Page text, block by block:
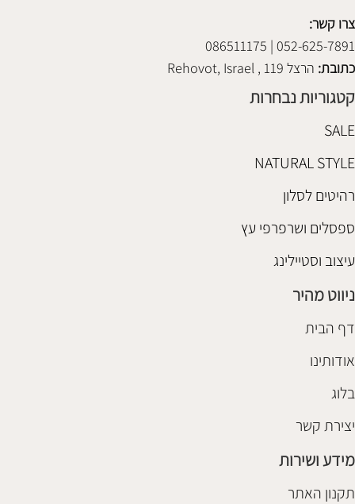
צרו קשר:
052-625-7891 | 086511175
כתובת: הרצל 119 , Rehovot, Israel
קטגוריות נבחרות
SALE
NATURAL STYLE
רהיטים לסלון
ספסלים ושרפרפי עץ
עיצוב וסטיילינג
ניווט מהיר
דף הבית
אודותינו
בלוג
יצירת קשר
מידע ושירות
תקנון האתר